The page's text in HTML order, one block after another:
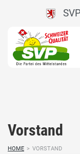
SVP
Vorstand
HOME > VORSTAND